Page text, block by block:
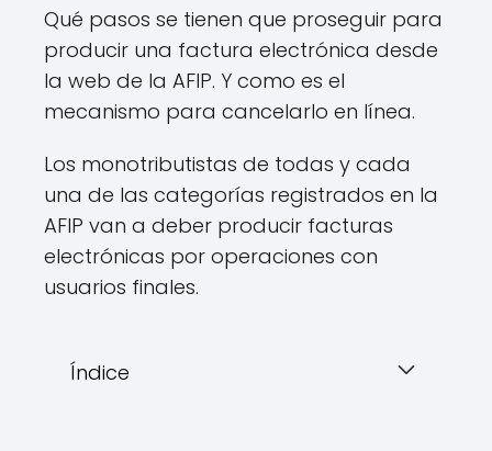
Qué pasos se tienen que proseguir para
producir una factura electrónica desde
la web de la AFIP. Y como es el
mecanismo para cancelarlo en línea.
Los monotributistas de todas y cada
una de las categorías registrados en la
AFIP van a deber producir facturas
electrónicas por operaciones con
usuarios finales.
Índice